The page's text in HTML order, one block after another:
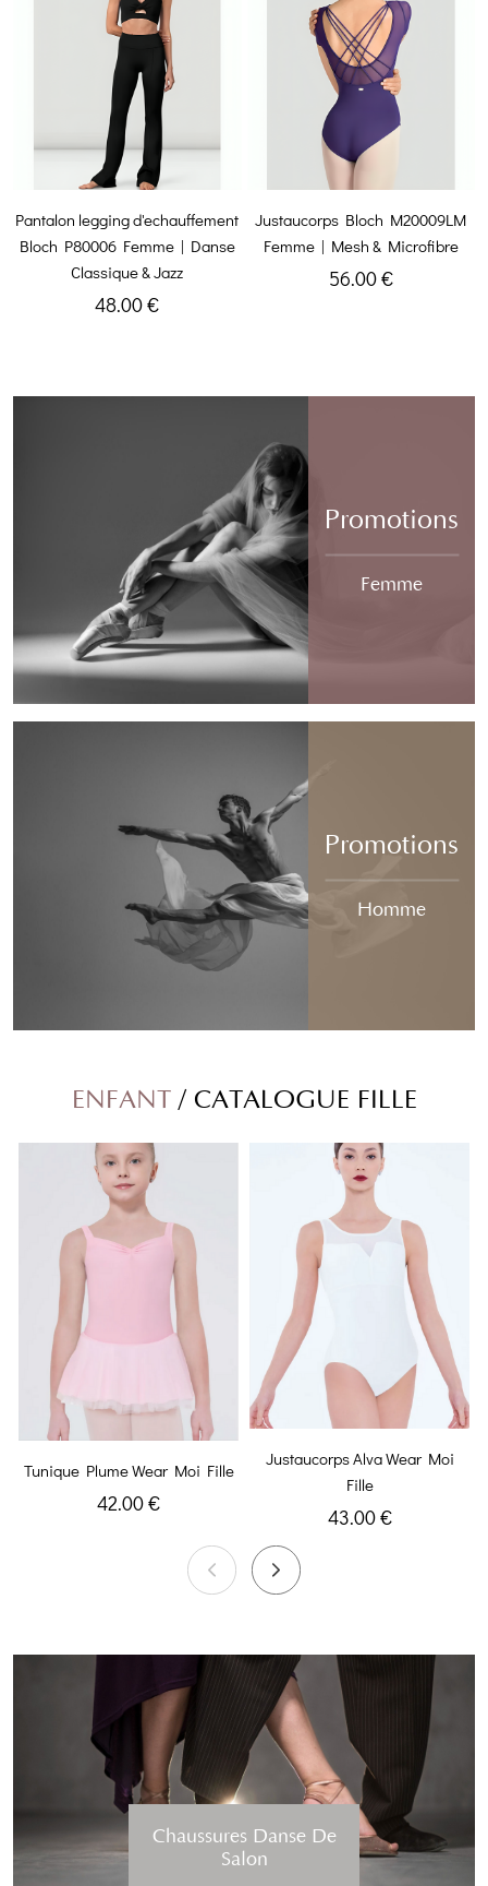
Pantalon legging d'echauffement
Bloch P80006 Femme | Danse
Classique & Jazz
48.00 €
Justaucorps Bloch M20009LM
Femme | Mesh & Microfibre
56.00 €
Promotions
Femme
Promotions
Homme
ENFANT / CATALOGUE FILLE
Tunique Plume Wear Moi Fille
42.00 €
Justaucorps Alva Wear Moi
Fille
43.00 €
Chaussures Danse De
Salon